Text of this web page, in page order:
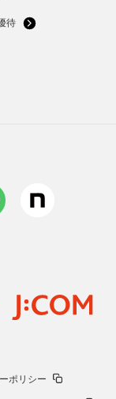
待
ポリシー